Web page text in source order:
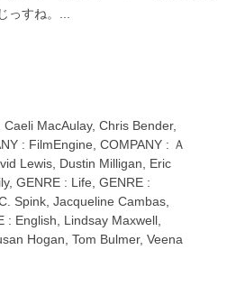
っすね。...
,Caeli MacAulay,Chris Bender,
: FilmEngine ,COMPANY : Ａ
Lewis Dustin Milligan
Eric
,GENRE : Life ,GENRE :
Spink ,Jacqueline Cambas
: English Lindsay Maxwell
Hogan ,Tom Bulmer,Veena